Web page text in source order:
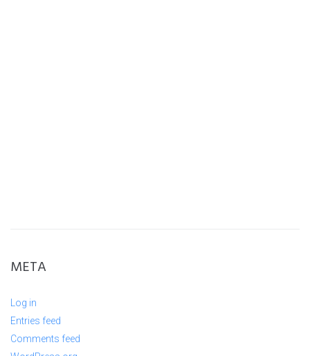
META
Log in
Entries feed
Comments feed